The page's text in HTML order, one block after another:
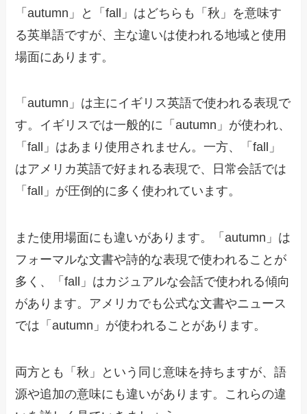
「autumn」と「fall」はどちらも「秋」を意味す
る英単語ですが、主な違いは使われる地域と使用
場面にあります。
「autumn」は主にイギリス英語で使われる表現で
す。イギリスでは一般的に「autumn」が使われ、
「fall」はあまり使用されません。一方、「fall」
はアメリカ英語で好まれる表現で、日常会話では
「fall」が圧倒的に多く使われています。
また使用場面にも違いがあります。「autumn」は
フォーマルな文書や詩的な表現で使われることが
多く、「fall」はカジュアルな会話で使われる傾向
があります。アメリカでも公式な文書やニュース
では「autumn」が使われることがあります。
両方とも「秋」という同じ意味を持ちますが、語
源や追加の意味にも違いがあります。これらの違